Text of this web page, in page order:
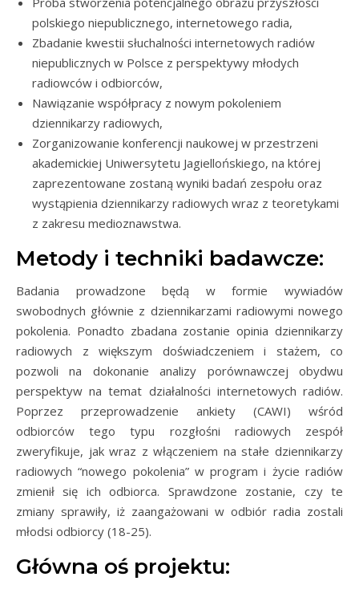
polskiego niepublicznego, internetowego radia,
Zbadanie kwestii słuchalności internetowych radiów
niepublicznych w Polsce z perspektywy młodych
radiowców i odbiorców,
Nawiązanie współpracy z nowym pokoleniem
dziennikarzy radiowych,
Zorganizowanie konferencji naukowej w przestrzeni
akademickiej Uniwersytetu Jagiellońskiego, na której
zaprezentowane zostaną wyniki badań zespołu oraz
wystąpienia dziennikarzy radiowych wraz z teoretykami
z zakresu medioznawstwa.
Metody i techniki badawcze:
Badania prowadzone będą w formie wywiadów
swobodnych głównie z dziennikarzami radiowymi nowego
pokolenia. Ponadto zbadana zostanie opinia dziennikarzy
radiowych z większym doświadczeniem i stażem, co
pozwoli na dokonanie analizy porównawczej obydwu
perspektyw na temat działalności internetowych radiów.
Poprzez przeprowadzenie ankiety (CAWI) wśród
odbiorców tego typu rozgłośni radiowych zespół
zweryfikuje, jak wraz z włączeniem na stałe dziennikarzy
radiowych “nowego pokolenia” w program i życie radiów
zmienił się ich odbiorca. Sprawdzone zostanie, czy te
zmiany sprawiły, iż zaangażowani w odbiór radia zostali
młodsi odbiorcy (18-25).
Główna oś projektu: